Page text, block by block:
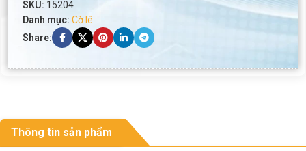
SKU: 15204
Danh mục: Cờ lê
Share:
Thông tin sản phẩm